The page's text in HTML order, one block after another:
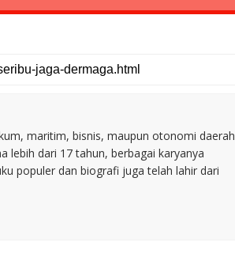
maritim, bisnis, maupun otonomi daerah
lebih dari 17 tahun, berbagai karyanya
populer dan biografi juga telah lahir dari